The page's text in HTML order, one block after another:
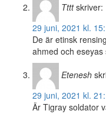
Tttt skriver:
29 juni, 2021 kl.
De är etinsk
ahmed och
Etenesh
29 juni, 2021 kl.
Är Tigray soldator